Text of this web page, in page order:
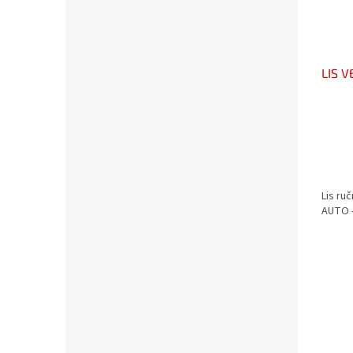
LIS
Lis
AUTO